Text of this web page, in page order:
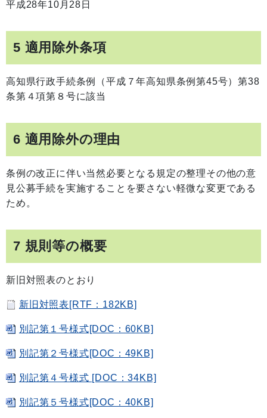
平成28年10月28日
5 適用除外条項
高知県行政手続条例（平成７年高知県条例第45号）第38
条第４項第８号に該当
6 適用除外の理由
条例の改正に伴い当然必要となる規定の整理その他の意
見公募手続を実施することを要さない軽微な変更である
ため。
7 規則等の概要
新旧対照表のとおり
新旧対照表[RTF：182KB]
別記第１号様式[DOC：60KB]
別記第２号様式[DOC：49KB]
別記第４号様式 [DOC：34KB]
別記第５号様式[DOC：40KB]